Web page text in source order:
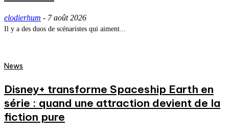
elodierhum - 7 août 2026
Il y a des duos de scénaristes qui aiment...
News
Disney+ transforme Spaceship Earth en
série : quand une attraction devient de la
fiction pure